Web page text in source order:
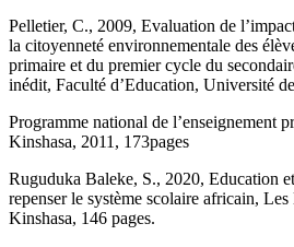
Pelletier, C., 2009, Evaluation de
la citoyenneté environnementale des
primaire et du premier cycle du
inédit, Faculté d’Education, Université
Programme national de l’enseignement
Kinshasa, 2011, 173pages
Ruguduka Baleke, S., 2020, Education
repenser le système scolaire africain,
Kinshasa, 146 pages.